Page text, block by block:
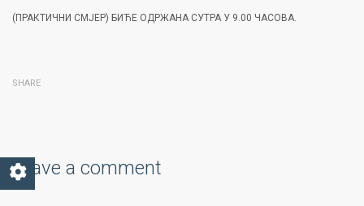
(ПРАКТИЧНИ СМЈЕР) БИЋЕ ОДРЖАНА СУТРА У 9.00 ЧАСОВА.
SHARE
Leave a comment